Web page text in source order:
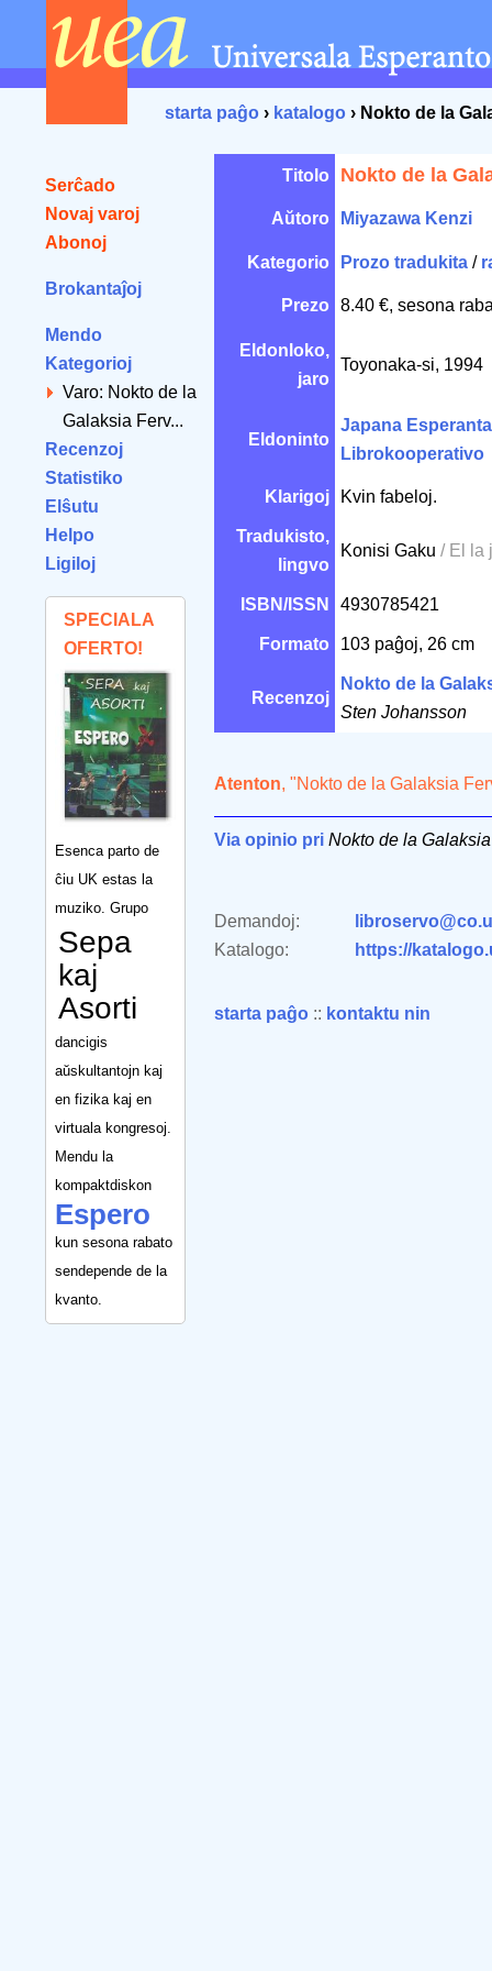
starta paĝo › katalogo › Nokto de la
Serĉado
Novaj varoj
Abonoj
Brokantaĵoj
Mendo
Kategorioj
Varo: Nokto de la
Galaksia Ferv...
Recenzoj
Statistiko
Elŝutu
Helpo
Ligiloj
SPECIALA
OFERTO!
Esenca parto de
ĉiu UK estas la
muziko. Grupo
Sepa
kaj
Asorti
dancigis
aŭskultantojn kaj
en fizika kaj en
virtuala kongresoj.
Mendu la
kompaktdiskon
Espero
kun sesona rabato
sendepende de la
kvanto.
Titolo Nokto de la
Aŭtoro Miyazawa Kenzi
Kategorio Prozo tradukita /
Prezo 8.40 €, sesona
Eldonloko,
jaro
Toyonaka-si, 1994
Eldoninto
Japana Esperanta
Librokooperativo
Klarigoj Kvin fabeloj.
Tradukisto,
lingvo
Konisi Gaku / El la
ISBN/ISSN 4930785421
Formato 103 paĝoj, 26 cm
Recenzoj
Nokto de la
Sten Johansson
Atenton, "Nokto de la Galaksia
Via opinio pri Nokto de la
Demandoj:
Katalogo:
https://
starta paĝo :: kontaktu nin